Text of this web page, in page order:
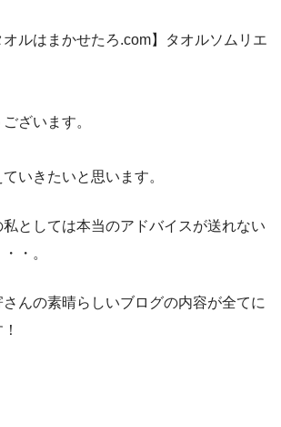
ルはまかせたろ.com】タオルソムリエ
ざいます。
いきたいと思います。
としては本当のアドバイスが送れない
・。
んの素晴らしいブログの内容が全てに